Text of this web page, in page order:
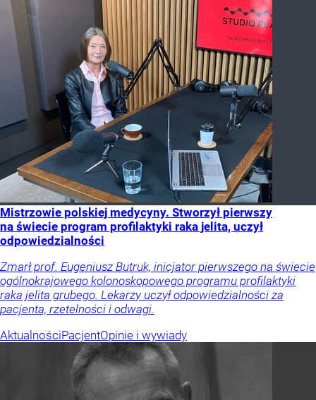
Mistrzowie polskiej medycyny. Stworzył pierwszy
na świecie program profilaktyki raka jelita, uczył
odpowiedzialności
Zmarł prof. Eugeniusz Butruk, inicjator pierwszego na świecie
ogólnokrajowego kolonoskopowego programu profilaktyki
raka jelita grubego. Lekarzy uczył odpowiedzialności za
pacjenta, rzetelności i odwagi.
AktualnościPacjentOpinie i wywiady